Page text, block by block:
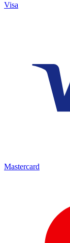
Visa
Mastercard